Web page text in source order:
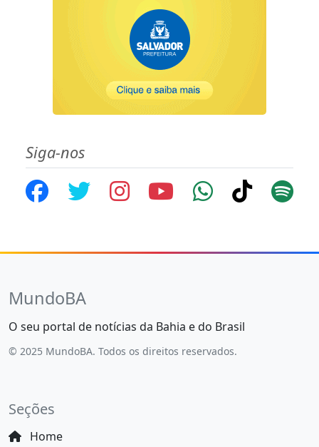
Siga-nos
MundoBA
O seu portal de notícias da Bahia e do Brasil
© 2025 MundoBA. Todos os direitos reservados.
Seções
Home